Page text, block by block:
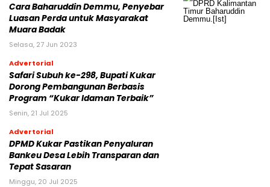
Cara Baharuddin Demmu, Penyebar
Luasan Perda untuk Masyarakat
Muara Badak
Selasa, 27 Jun 2023
Advertorial
Safari Subuh ke-298, Bupati Kukar
Dorong Pembangunan Berbasis
Program “Kukar Idaman Terbaik”
Senin, 21 Jul 2025
Advertorial
DPMD Kukar Pastikan Penyaluran
Bankeu Desa Lebih Transparan dan
Tepat Sasaran
Minggu, 20 Jul 2025